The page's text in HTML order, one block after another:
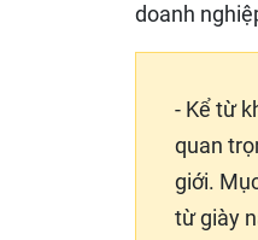
doanh
- Kể từ
quan
giới.
từ giày